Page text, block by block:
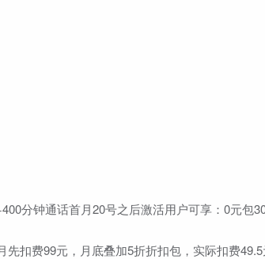
分钟通话首月20号之后激活用户可享：0元包
扣费99元，月底叠加5折折扣包，实际扣费49.5